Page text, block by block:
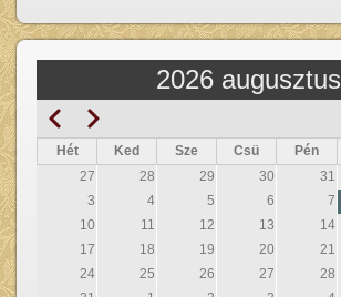
2026 augusztus
Oldalszámozás
Előző Következő
Hét Ked Sze Csü Pén
27
28 29 30 31
3
4 5 6 7
10
11 12 13 14
17
18 19 20 21
24
25 26 27 28